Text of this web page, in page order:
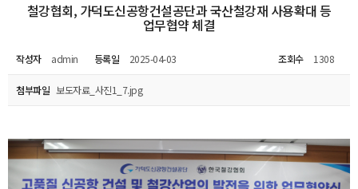
철강협회, 가덕도신공항건설공단과 국산철강재 사용확대 등
업무협약 체결
작성자 admin 등록일 2025-04-03 조회수 1308
첨부파일 보도자료_사진1_7.jpg